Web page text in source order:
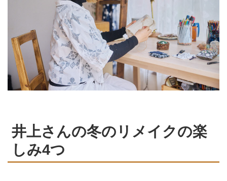
井上さんの冬のリメイクの楽
しみ4つ